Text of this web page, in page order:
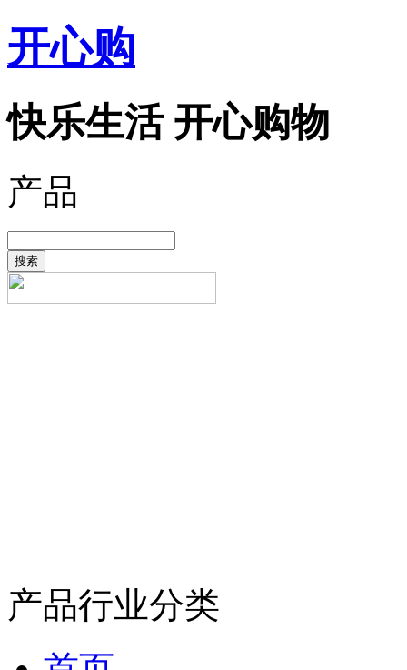
开心购
快乐生活 开心购物
产品
搜索
产品行业分类